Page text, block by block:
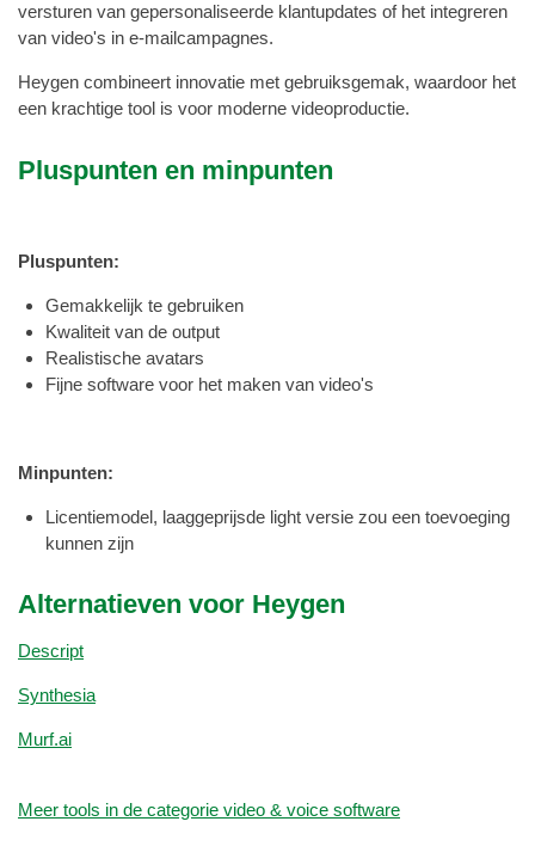
versturen van gepersonaliseerde klantupdates of het integreren
van video's in e-mailcampagnes.
Heygen combineert innovatie met gebruiksgemak, waardoor het
een krachtige tool is voor moderne videoproductie.
Pluspunten en minpunten
Pluspunten:
Gemakkelijk te gebruiken
Kwaliteit van de output
Realistische avatars
Fijne software voor het maken van video's
Minpunten:
Licentiemodel, laaggeprijsde light versie zou een toevoeging
kunnen zijn
Alternatieven voor Heygen
Descript
Synthesia
Murf.ai
Meer tools in de categorie video & voice software